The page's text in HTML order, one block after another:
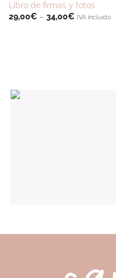
Libro de firmas y fotos
29,00€– 34,00€ IVA incluido